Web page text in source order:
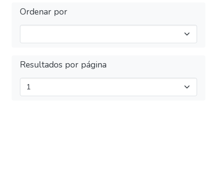
Ordenar por
Resultados por página